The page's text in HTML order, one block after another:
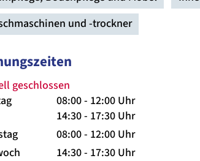
und -trockner
geschlossen
08:00 - 12:00 Uhr
14:30 - 17:30 Uhr
08:00 - 12:00 Uhr
14:30 - 17:30 Uhr